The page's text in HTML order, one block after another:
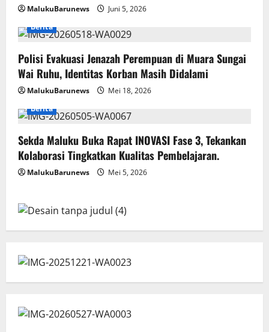
MalukuBarunews
Juni 5, 2026
Berita
Polisi Evakuasi Jenazah Perempuan di Muara Sungai
Wai Ruhu, Identitas Korban Masih Didalami
MalukuBarunews
Mei 18, 2026
Berita
Sekda Maluku Buka Rapat INOVASI Fase 3, Tekankan
Kolaborasi Tingkatkan Kualitas Pembelajaran.
MalukuBarunews Mei 5, 2026